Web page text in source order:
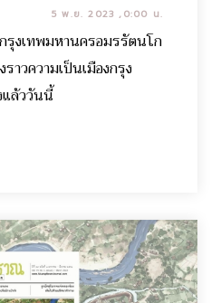
5 พ.ย. 2023 ,0:00 น.
รุงเทพมหานครอมรรัตนโก
าวความเป็นเมืองกรุง
แล้ววันนี้